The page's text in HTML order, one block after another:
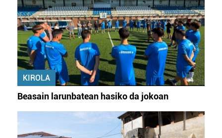
KIROLA
Beasain larunbatean hasiko da jokoan